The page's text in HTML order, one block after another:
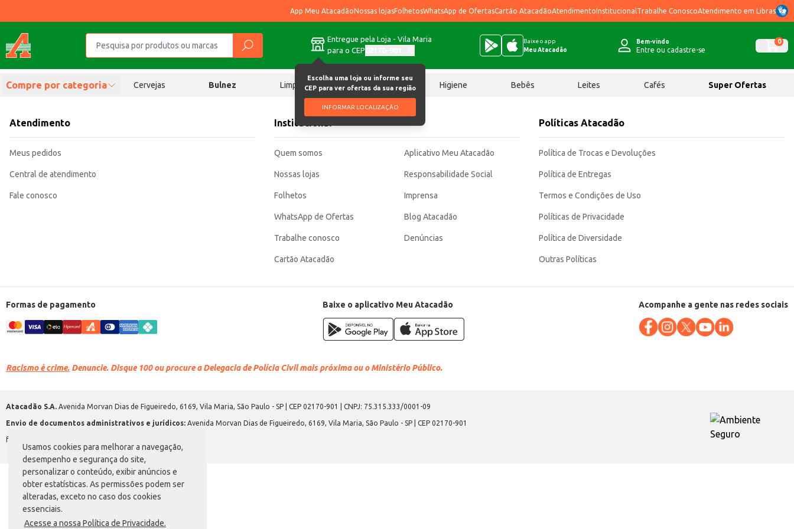
Usamos cookies para melhorar a navegação,
desempenho e segurança do site,
personalizar o conteúdo, exibir anúncios e
obter estatísticas. As permissões podem ser
alteradas, exceto no caso dos cookies
essenciais.
Acesse a nossa Política de Privacidade.
App Meu AtacadãoNossas lojasFolhetosWhatsApp de OfertasCartão AtacadãoAtendimentoInstitucional Trabalhe ConoscoAtendimento em Libras
Entregue pela Loja - Vila Maria
para o CEP
Escolha uma loja ou informe seu
CEP para ver ofertas da sua região
INFORMAR LOCALIZAÇÃO
Baixe o app
Meu Atacadão
Bem-vindo
Entre ou cadastre-se
0
Compre por categoria Cervejas Bulnez Limpeza Chocolates Higiene Bebês Leites Cafés Super Ofertas
Atendimento
Meus pedidos
Central de atendimento
Fale conosco
Institucional
Quem somos
Nossas lojas
Folhetos
WhatsApp de Ofertas
Trabalhe conosco
Cartão Atacadão
Aplicativo Meu Atacadão
Responsabilidade Social
Imprensa
Blog Atacadão
Denúncias
Políticas Atacadão
Política de Trocas e Devoluções
Política de Entregas
Termos e Condições de Uso
Políticas de Privacidade
Política de Diversidade
Outras Políticas
Formas de pagamento Baixe o aplicativo Meu Atacadão Acompanhe a gente nas redes sociais
Racismo é crime. Denuncie. Disque 100 ou procure a Delegacia de Polícia Civil mais próxima ou o Ministério Público.
Atacadão S.A. Avenida Morvan Dias de Figueiredo, 6169, Vila Maria, São Paulo - SP | CEP 02170-901 | CNPJ: 75.315.333/0001-09
Envio de documentos administrativos e jurídicos: Avenida Morvan Dias de Figueiredo, 6169, Vila Maria, São Paulo - SP | CEP 02170-901
faleconosco@atacadao.com.br